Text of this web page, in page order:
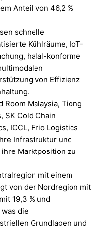
Anteil von 46,2 %
schnelle
Kühlräume, IoT-
halal-konforme
von Effizienz
Room Malaysia, Tiong
SK Cold Chain
ICCL, Frio Logistics
Infrastruktur und
Marktposition zu
mit einem
von der Nordregion mit
19,3 % und
was die
Grundlagen und